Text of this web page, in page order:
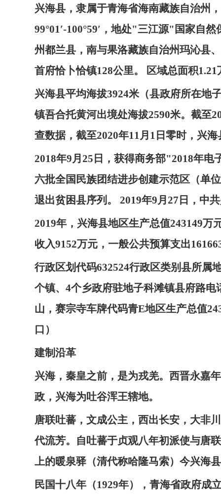
兴海县，隶属于青海省海南藏族自治州
99°01′-100°59′，地处"三江源"国家自
州都兰县，南与果洛藏族自治州玛沁县
首府恰卜恰镇128公里。 区域总面积
兴海县平均海拔3924米（县政府所在地
镇吾合托黄河出境处海拔2590米。截至
查数据，截至2020年11月1日零时，兴
2018年9月25日，获得商务部"2018年
六批全国民族团结进步创建示范区（单
退出贫困县序列。 2019年9月27日，中
2019年，兴海县地区生产总值243149万
收入9152万元，一般公共预算支出
行政区划代码632524行政区类别县所属
个镇、4个乡政府驻地子科滩镇县府路
山，赛宗寺车牌代码青E地区生产总值
口）
建制沿革
兴海，秦皇之前，是为戎羌。西晋永嘉
政，兴海为吐谷浑王辖地。
唐联吐蕃，文成公主，西出长安，大非
代流芳。自吐蕃于贞观八年初派使与唐
上的暖泉驿（清代称哈隆马索）今兴海
民国十八年（1929年），青海省政府成